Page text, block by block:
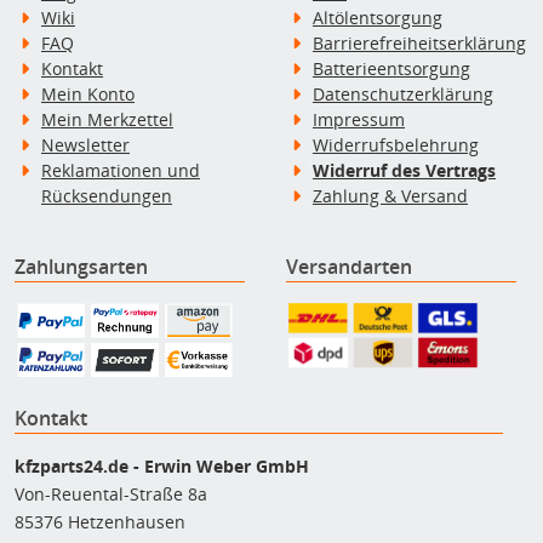
Wiki
FAQ
Kontakt
Mein Konto
Mein Merkzettel
Newsletter
Reklamationen und
Rücksendungen
Altölentsorgung
Barrierefreiheitserklärung
Batterieentsorgung
Datenschutzerklärung
Impressum
Widerrufsbelehrung
Widerruf des Vertrags
Zahlung & Versand
Zahlungsarten Versandarten
Kontakt
kfzparts24.de - Erwin Weber GmbH
Von-Reuental-Straße 8a
85376 Hetzenhausen